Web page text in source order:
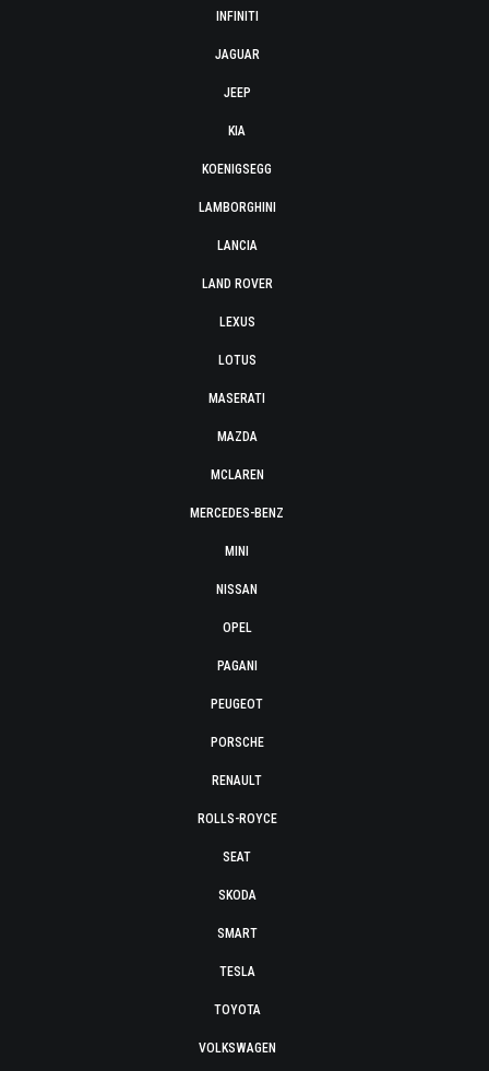
INFINITI
JAGUAR
JEEP
KIA
KOENIGSEGG
LAMBORGHINI
LANCIA
LAND ROVER
LEXUS
LOTUS
MASERATI
MAZDA
MCLAREN
MERCEDES-BENZ
MINI
NISSAN
OPEL
PAGANI
PEUGEOT
PORSCHE
RENAULT
ROLLS-ROYCE
SEAT
SKODA
SMART
TESLA
TOYOTA
VOLKSWAGEN